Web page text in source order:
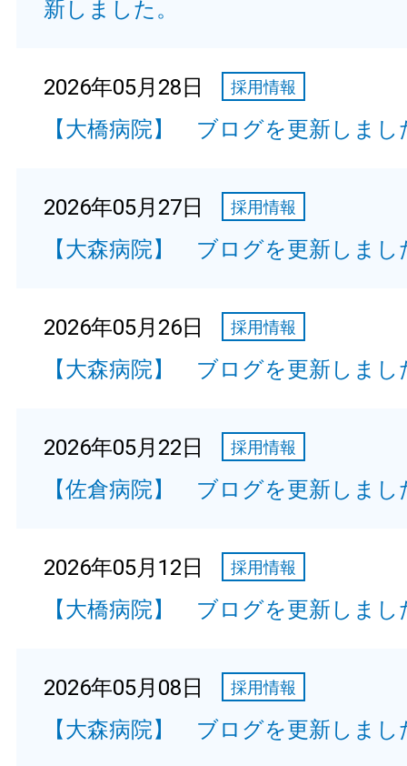
新しました。
2026年05月28日 採用情報
【大橋病院】 ブログを更新しまし
2026年05月27日 採用情報
【大森病院】 ブログを更新しまし
2026年05月26日 採用情報
【大森病院】 ブログを更新しまし
2026年05月22日 採用情報
【佐倉病院】 ブログを更新しまし
2026年05月12日 採用情報
【大橋病院】 ブログを更新しまし
2026年05月08日 採用情報
【大森病院】 ブログを更新しまし